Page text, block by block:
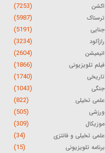
اکشن (7253)
ترسناک (5987)
جنایی (5191)
رازآلود (3234)
انیمیشن (2604)
فیلم تلویزیونی (1866)
تاریخی (1740)
جنگی (1043)
علمی تخیلی (822)
ورزشی (505)
موزیکال (309)
علمی تخیلی و فانتزی (34)
برنامه تلویزیونی (15)